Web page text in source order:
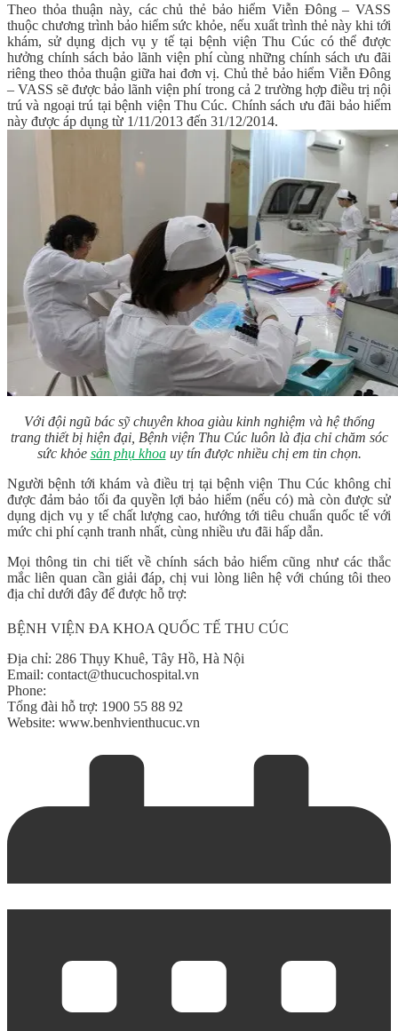
Theo thỏa thuận này, các chủ thẻ bảo hiểm Viễn Đông – VASS
thuộc chương trình bảo hiểm sức khỏe, nếu xuất trình thẻ này khi tới
khám, sử dụng dịch vụ y tế tại bệnh viện Thu Cúc có thể được
hưởng chính sách bảo lãnh viện phí cùng những chính sách ưu đãi
riêng theo thỏa thuận giữa hai đơn vị. Chủ thẻ bảo hiểm Viễn Đông
– VASS sẽ được bảo lãnh viện phí trong cả 2 trường hợp điều trị nội
trú và ngoại trú tại bệnh viện Thu Cúc. Chính sách ưu đãi bảo hiểm
này được áp dụng từ 1/11/2013 đến 31/12/2014.
Với đội ngũ bác sỹ chuyên khoa giàu kinh nghiệm và hệ thống
trang thiết bị hiện đại, Bệnh viện Thu Cúc luôn là địa chỉ chăm sóc
sức khỏe sản phụ khoauy tín được nhiều chị em tin chọn.
Người bệnh tới khám và điều trị tại bệnh viện Thu Cúc không chỉ
được đảm bảo tối đa quyền lợi bảo hiểm (nếu có) mà còn được sử
dụng dịch vụ y tế chất lượng cao, hướng tới tiêu chuẩn quốc tế với
mức chi phí cạnh tranh nhất, cùng nhiều ưu đãi hấp dẫn.
Mọi thông tin chi tiết về chính sách bảo hiểm cũng như các thắc
mắc liên quan cần giải đáp, chị vui lòng liên hệ với chúng tôi theo
địa chỉ dưới đây để được hỗ trợ:
BỆNH VIỆN ĐA KHOA QUỐC TẾ THU CÚC
Địa chỉ: 286 Thụy Khuê, Tây Hồ, Hà Nội
Email: contact@thucuchospital.vn
Phone:
Tổng đài hỗ trợ: 1900 55 88 92
Website: www.benhvienthucuc.vn